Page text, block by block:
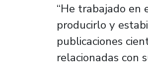
“He trabajado en
producirlo y
publicaciones
relacionadas con